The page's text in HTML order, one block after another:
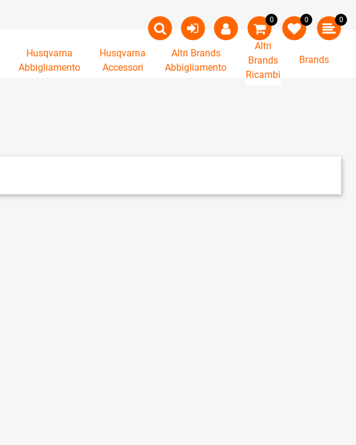
0 0 0
Husqvarna
Abbigliamento
Husqvarna
Accessori
Altri Brands
Abbigliamento
Altri
Brands
Ricambi
Brands